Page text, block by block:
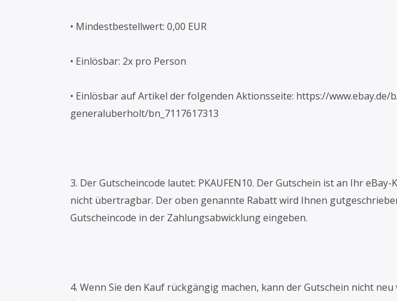
• Mindestbestellwert: 0,00 EUR
• Einlösbar: 2x pro Person
• Einlösbar auf Artikel der folgenden Aktionsseite: https://
generaluberholt/bn_7117617313
3. Der Gutscheincode lautet: PKAUFEN10. Der Gutschein ist an Ihr
nicht übertragbar. Der oben genannte Rabatt wird Ihnen
Gutscheincode in der Zahlungsabwicklung eingeben.
4. Wenn Sie den Kauf rückgängig machen, kann der Gutschein nicht